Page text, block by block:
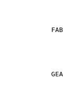
FAB
GEA